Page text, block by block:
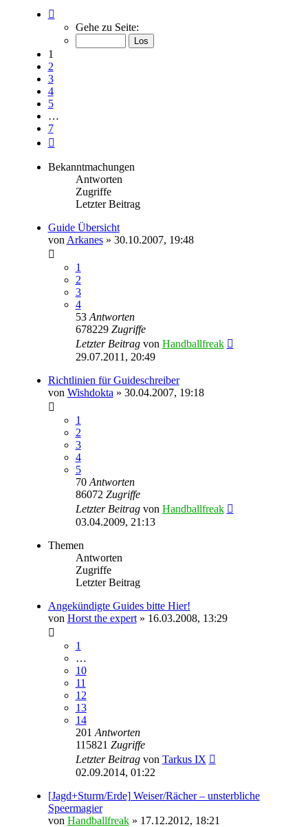
von
Gehe zu Seite:
1
2
3
4
5
…
7
Bekanntmachungen
Antworten
Zugriffe
Letzter Beitrag
Guide Übersicht
von Arkanes» 30.10.2007, 19:48
1
2
3
4
53 Antworten
678229 Zugriffe
Letzter Beitrag von Handballfreak
29.07.2011, 20:49
Richtlinien für Guideschreiber
von Wishdokta » 30.04.2007, 19:18
1
2
3
4
5
70 Antworten
86072 Zugriffe
Letzter Beitrag von Handballfreak
03.04.2009, 21:13
Themen
Antworten
Zugriffe
Letzter Beitrag
Angekündigte Guides bitte Hier!
von Horst the expert» 16.03.2008, 13:29
1
…
10
11
12
13
14
201 Antworten
115821 Zugriffe
Letzter Beitrag von Tarkus IX
02.09.2014, 01:22
[Jagd+Sturm/Erde] Weiser/Rächer – unsterbliche
Speermagier
von Handballfreak» 17.12.2012, 18:21